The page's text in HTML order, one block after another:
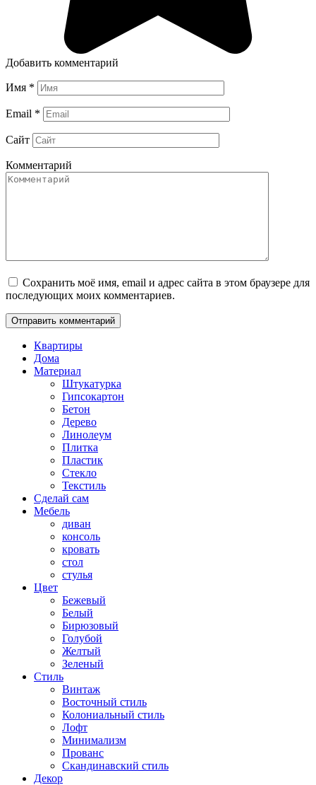
Добавить комментарий
Имя *
Email *
Сайт
Комментарий
Сохранить моё имя, email и адрес сайта в этом браузере для
последующих моих комментариев.
Квартиры
Дома
Материал
Штукатурка
Гипсокартон
Бетон
Дерево
Линолеум
Плитка
Пластик
Стекло
Текстиль
Сделай сам
Мебель
диван
консоль
кровать
стол
стулья
Цвет
Бежевый
Белый
Бирюзовый
Голубой
Желтый
Зеленый
Стиль
Винтаж
Восточный стиль
Колониальный стиль
Лофт
Минимализм
Прованс
Скандинавский стиль
Декор